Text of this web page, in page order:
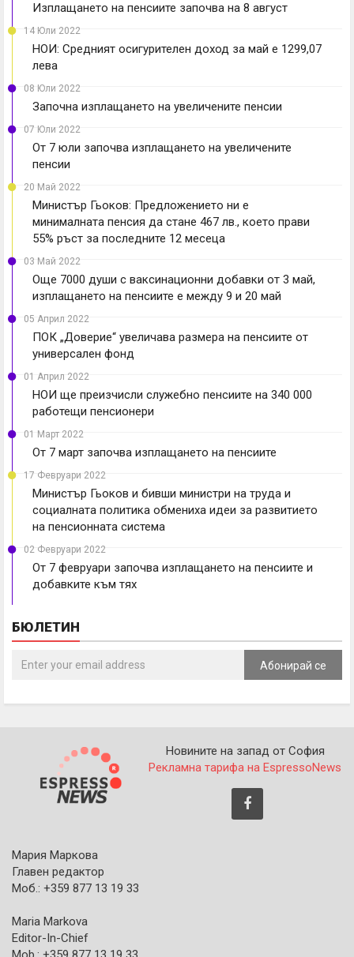
Изплащането на пенсиите започва на 8 август
14 Юли 2022
НОИ: Средният осигурителен доход за май е 1299,07
лева
08 Юли 2022
Започна изплащането на увеличените пенсии
07 Юли 2022
От 7 юли започва изплащането на увеличените
пенсии
20 Май 2022
Министър Гьоков: Предложението ни е
минималната пенсия да стане 467 лв., което прави
55% ръст за последните 12 месеца
03 Май 2022
Още 7000 души с ваксинационни добавки от 3 май,
изплащането на пенсиите е между 9 и 20 май
05 Април 2022
ПОК „Доверие“ увеличава размера на пенсиите от
универсален фонд
01 Април 2022
НОИ ще преизчисли служебно пенсиите на 340 000
работещи пенсионери
01 Март 2022
От 7 март започва изплащането на пенсиите
17 Февруари 2022
Министър Гьоков и бивши министри на труда и
социалната политика обмениха идеи за развитието
на пенсионната система
02 Февруари 2022
От 7 февруари започва изплащането на пенсиите и
добавките към тях
БЮЛЕТИН
Абонирай се
Новините на запад от София
Рекламна тарифа на EspressoNews
Мария Маркова
Главен редактор
Моб.: +359 877 13 19 33
Maria Markova
Editor-In-Chief